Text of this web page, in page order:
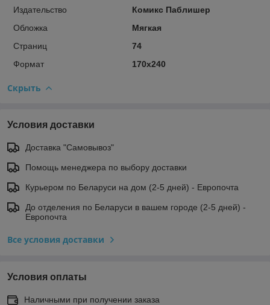
Издательство
Комикс Паблишер
Обложка
Мягкая
Страниц
74
Формат
170х240
Скрыть
Условия доставки
Доставка "Самовывоз"
Помощь менеджера по выбору доставки
Курьером по Беларуси на дом (2-5 дней) - Европочта
До отделения по Беларуси в вашем городе (2-5 дней) -
Европочта
Все условия доставки
Условия оплаты
Наличными при получении заказа